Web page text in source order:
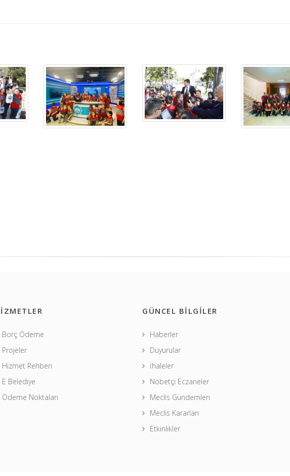
Borç Ödeme
Projeler
Hizmet Rehberi
E Belediye
Ödeme Noktaları
GÜNCEL BİLGİLER
Haberler
Duyurular
İhaleler
Nöbetçi Eczaneler
Meclis Gündemleri
Meclis Kararları
Etkinlikler